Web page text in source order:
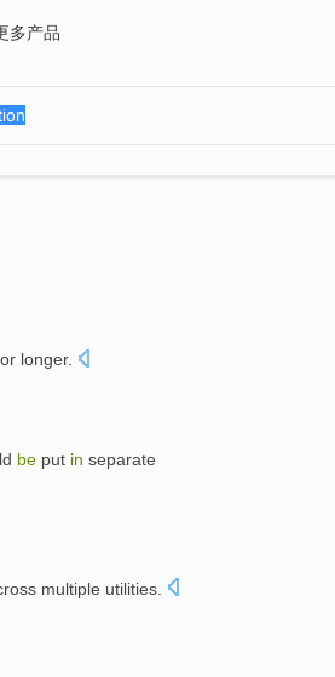
多产品
or longer.
be put in separate
multiple utilities